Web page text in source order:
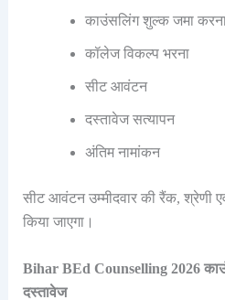
काउंसलिंग शुल्क जमा
कॉलेज विकल्प भरना
सीट आवंटन
दस्तावेज सत्यापन
अंतिम नामांकन
सीट आवंटन उम्मीदवार की रैंक, श्रेणी
किया जाएगा।
Bihar BEd Counselling 2026
दस्तावेज